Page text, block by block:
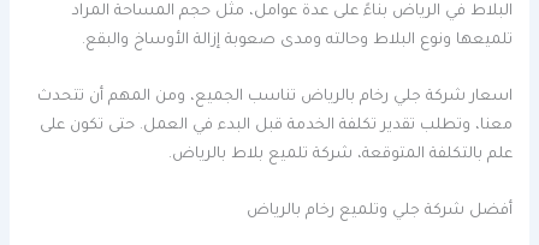
البلاط في الرياض بناءً على عدة عوامل، مثل حجم المساحة المراد
تلميعها ونوع البلاط وحالته ومدى صعوبة إزالة الأوساخ والبقع.
اسعار شركة جلي رخام بالرياض تناسب الجميع، ومن المهم أن تتحدث
معنا، وتطلب تقدير تكلفة الخدمة قبل البدء في العمل. حتى تكون على
علم بالتكلفة المتوقعة، شركة تلميع بلاط بالرياض.
أفضل شركة جلي وتلميع رخام بالرياض